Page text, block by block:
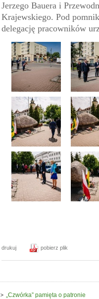
Jerzego Bauera i
Krajewskiego. Pod
delegację pracowników
drukuj pobierz plik
„Czwórka” pamięta o patronie